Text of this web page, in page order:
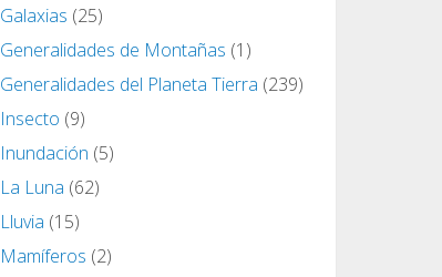
Galaxias (25)
Generalidades de Montañas (1)
Generalidades del Planeta Tierra (239)
Insecto (9)
Inundación (5)
La Luna (62)
Lluvia (15)
Mamíferos (2)